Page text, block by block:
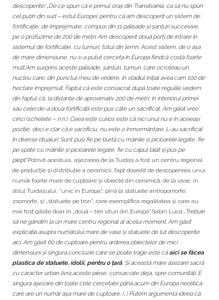
descoperite.”„De ce spun că e primul oraș din Transilvania, ca să nu spun
cel puțin din sud – estul Europei: pentru că am descoperit un sistem de
fortificație, de împrejmuire, compus din 11 palisade și șanțuri succesive,
pe o profuzime de 200 de metri. Am descoperit două porți de intrare în
sistemul de fortificație, cu turnuri, totul din lemn. Acest sistem, de o așa
de mare dimensiune, nu s-a putut cerceta în Europa fiindcă costă foarte
mult.Am surprins aceste palisade, șanțuri, turnuri, care ocroteau un
nucleu care, din punctul meu de vedere, în stadiul inițial avea cam 100 de
hectare împrejmuit. Faptul că este consacrat după toate regulile vedem
din faptul că, la distanțe de aproximativ 200 de metri, în interiorul primei
sau celei de-a doua fortificații este pus câte un sacrificat. Am găsit vreo
cinci (schelete – n.n.). Ceea este curios este că nici unul nu e în aceeași
poziție, deci e clar că e sacrificiu, nu este o înmormântare. L-au sacrificat
în diverse ritualuri. Sunt puși fie pe burtă cu mâinile și picioarele legate, fie
pe spate cu mâinile și picioarele legate, fie cu capul tăiat și pus pe
piept.”Potrivit acestuia, așezarea de la Turdaș a fost un centru regional
de producție și distribuție a ceramicii, fapt dovedit de descoperirea unui
număr foarte mare de cuptoare și obiecte din ceramică, de la vase, în
stilul Turdașului, ”unic in Europa”, pînă la statuete antropomorfe,
zoomorfe, și „statuete pe tron”, care exemplifica regalitatea și care au
mai fost găsite doar în „două – trei situri din Europa”.Sabin Luca:„ Trebuie
să ne gândim la un mare centru regional al acelui moment. Am găsit
explicația asupra numărului mare de vase și statuete de lut descoperite
aici. Am găsit 60 de cuptoare pentru arderea obiectelor de mici
dimensiuni și singura concluzie care se poate trage este căaici se făcea
plastica de statuete, idolii, pentru o țară. Și această mare așezare sacră
cu caracter urban livra aceste piese, consacrate deja, spre comunități. E
singura așezare din toate cele cercetate până acum din Europa neolitică
care are un număr așa mare de cuptoare. (…) Putem argumenta ideea că